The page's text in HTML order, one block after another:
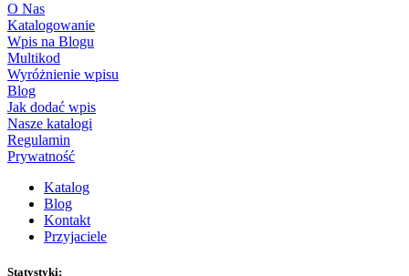
O Nas
Katalogowanie
Wpis na Blogu
Multikod
Wyróżnienie wpisu
Blog
Jak dodać wpis
Nasze katalogi
Regulamin
Prywatność
Katalog
Blog
Kontakt
Przyjaciele
Statystyki: